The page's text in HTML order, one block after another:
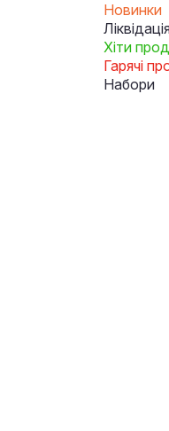
Новинки
Хіти
Гарячі
Набори